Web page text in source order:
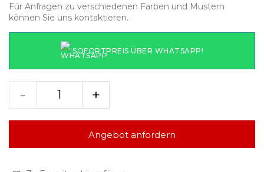
Für Anfragen zu verschiedenen Farben und Mustern
können Sie uns kontaktieren.
SOFORTPREIS ÜBER WHATSAPP!
- +
Angebot anfordern